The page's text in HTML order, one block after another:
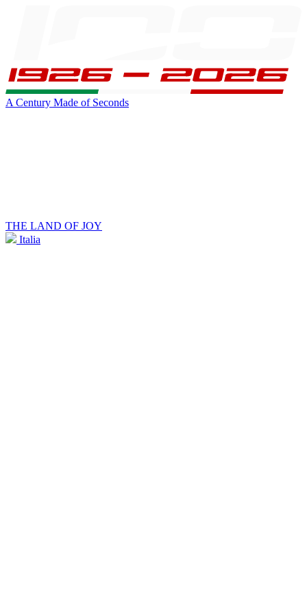
A Century Made of Seconds
THE LAND OF JOY
Italia